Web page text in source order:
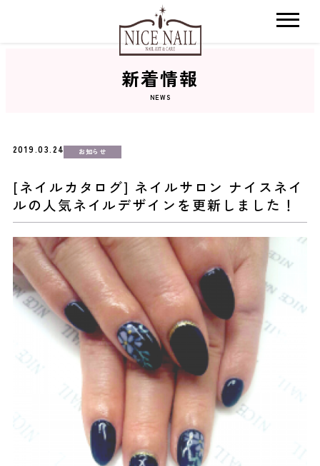
おすすめクーポン
料金メニュー
コンセプト
よくあるご質問
ご利用の流れ
取り扱いカラー
新着情報
NEWS
2019.03.24 お知らせ
[ネイルカタログ] ネイルサロン ナイスネイ
ルの人気ネイルデザインを更新しました！